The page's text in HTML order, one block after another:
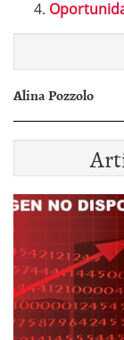
Alina Pozzolo